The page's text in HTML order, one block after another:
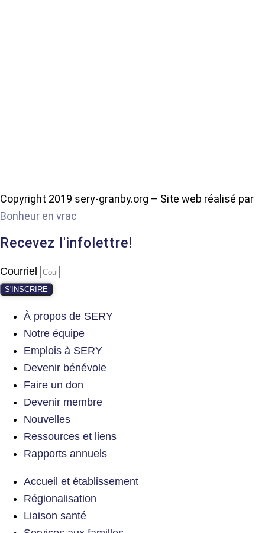
Copyright 2019 sery-granby.org – Site web réalisé par
Bonheur en vrac
Recevez l'infolettre!
Courriel
S'INSCRIRE
À propos de SERY
Notre équipe
Emplois à SERY
Devenir bénévole
Faire un don
Devenir membre
Nouvelles
Ressources et liens
Rapports annuels
Accueil et établissement
Régionalisation
Liaison santé